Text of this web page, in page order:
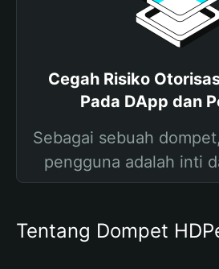
Cegah Risiko
Pada DApp dan
Sebagai sebuah
pengguna adalah inti
Tentang Dompet